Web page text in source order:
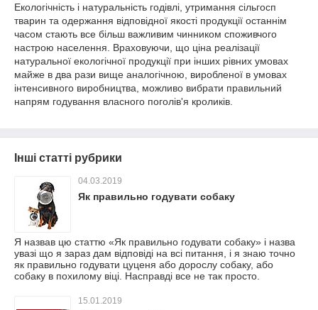
Екологічність і натуральність годівлі, утримання сільгосп
тварин та одержання відповідної якості продукції останнім
часом стають все більш важливим чинником споживчого
настрою населення. Враховуючи, що ціна реалізації
натуральної екологічної продукції при інших рівних умовах
майже в два рази вище аналогічною, виробленої в умовах
інтенсивного виробництва, можливо вибрати правильний
напрям годування власного поголів'я кроликів.
Інші статті рубрики
04.03.2019
Як правильно годувати собаку
Я назвав цю статтю «Як правильно годувати собаку» і назва
увазі що я зараз дам відповіді на всі питання, і я знаю точно
як правильно годувати цуценя або дорослу собаку, або
собаку в похилому віці. Насправді все не так просто.
15.01.2019